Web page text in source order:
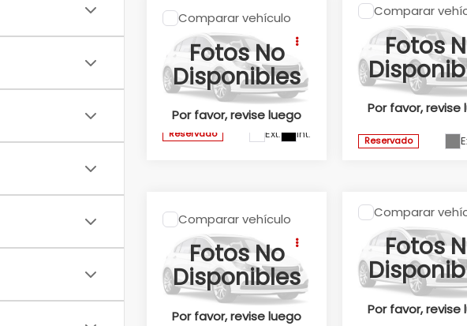
Fotos No
Disponibles
Por favor, revise luego
2025Honda
CIVIC SPORT
HEV 2025
Honda Universidad
Valores:345050
Reservado Ext. Int.
Comparar vehículo
Fotos
Por favor, revise
2026Honda
CIVIC
TOURING HEV
2026
Honda Universidad
Valores:346453
Reservado
Comparar
Fotos No
Disponibles
Por favor, revise luego
2026Honda
BR-V UNIQ
2026
Honda Universidad
Valores:346677
Comparar vehículo
Fotos
Por favor, revise
2026Honda
ODYSSEY
TOURING
2026
Honda Universidad
Valores:346996
Comparar